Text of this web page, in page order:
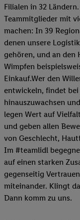
Filialen in 32
Teammitglieder mit
machen: In 39
denen unsere
gehören, und an den
Wimpfen
Einkauf.Wer den
entwickeln, findet
hinauszuwachsen
legen Wert auf
und geben allen
von Geschlecht,
Im #teamlidl
auf einen starken
gegenseitig
miteinander. Klingt
Dann komm zu uns.​